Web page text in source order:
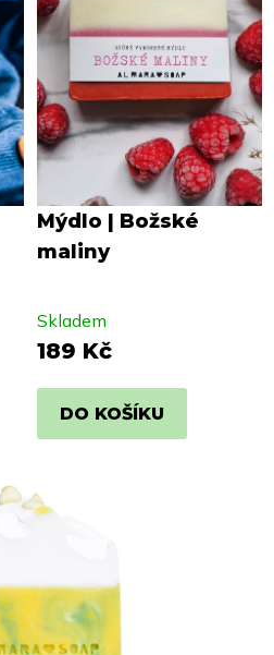
Mýdlo | Božské
maliny
Skladem
189 Kč
DO KOŠÍKU